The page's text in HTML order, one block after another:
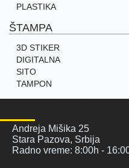
PLASTIKA
ŠTAMPA
3D STIKER
DIGITALNA
SITO
TAMPON
Andreja Mišika 25
Stara Pazova, Srbija
Radno vreme: 8:00h -